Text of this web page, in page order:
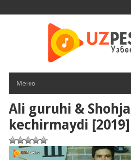
Меню
Ali guruhi &
kechirmaydi [2019]